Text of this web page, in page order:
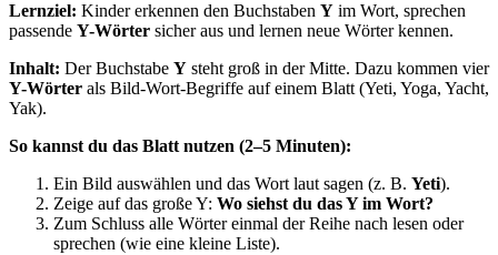
Lernziel: Kinder erkennen den Buchstaben Y im Wort, sprechen
passende Y-Wörter sicher aus und lernen neue Wörter kennen.
Inhalt: Der Buchstabe Y steht groß in der Mitte. Dazu kommen vier
Y-Wörter als Bild-Wort-Begriffe auf einem Blatt (Yeti, Yoga, Yacht,
Yak).
So kannst du das Blatt nutzen (2–5 Minuten):
Ein Bild auswählen und das Wort laut sagen (z. B. Yeti).
Zeige auf das große Y: Wo siehst du das Y im Wort?
Zum Schluss alle Wörter einmal der Reihe nach lesen oder
sprechen (wie eine kleine Liste).